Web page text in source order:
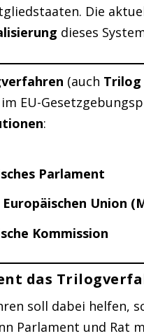
Die
dieses
(auch Trilog
EU-
:
Parlament
Europäischen Union
Kommission
das
soll dabei helfen,
Parlament und Rat